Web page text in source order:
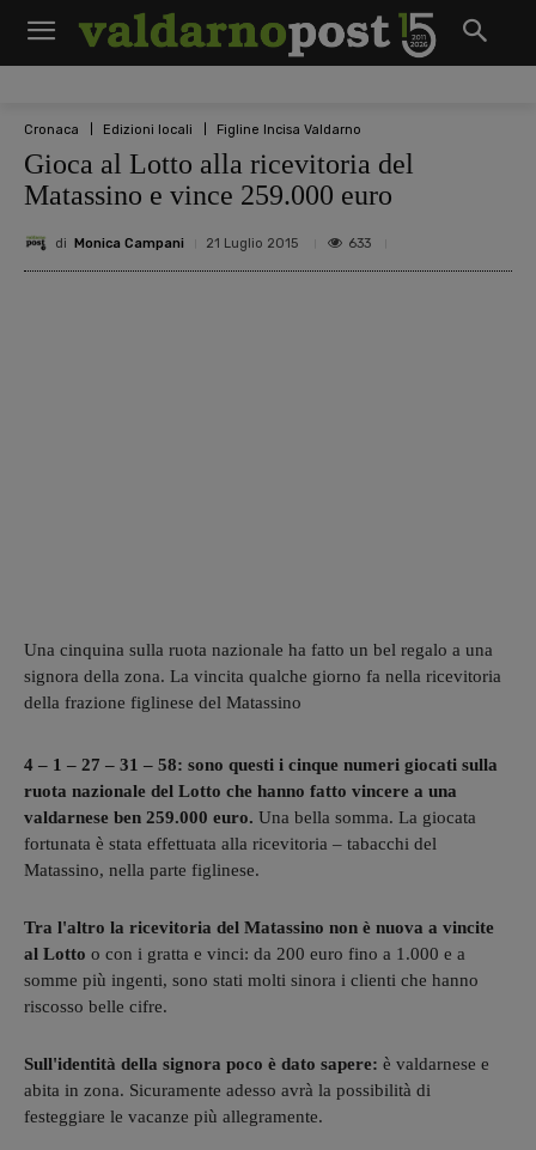
Cronaca Edizioni locali Figline Incisa Valdarno
Gioca al Lotto alla ricevitoria del
Matassino e vince 259.000 euro
di Monica Campani 21 Luglio 2015 633
Una cinquina sulla ruota nazionale ha fatto un bel regalo a una
signora della zona. La vincita qualche giorno fa nella ricevitoria
della frazione figlinese del Matassino
4 – 1 – 27 – 31 – 58: sono questi i cinque numeri giocati sulla
ruota nazionale del Lotto che hanno fatto vincere a una
valdarnese ben 259.000 euro. Una bella somma. La giocata
fortunata è stata effettuata alla ricevitoria – tabacchi del
Matassino, nella parte figlinese.
Tra l'altro la ricevitoria del Matassino non è nuova a vincite
al Lotto o con i gratta e vinci: da 200 euro fino a 1.000 e a
somme più ingenti, sono stati molti sinora i clienti che hanno
riscosso belle cifre.
Sull'identità della signora poco è dato sapere: è valdarnese e
abita in zona. Sicuramente adesso avrà la possibilità di
festeggiare le vacanze più allegramente.